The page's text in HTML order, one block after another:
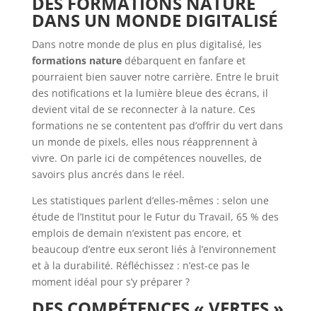
DANS UN MONDE DIGITALISÉ
Dans notre monde de plus en plus digitalisé, les
formations naturedébarquent en fanfare et
pourraient bien sauver notre carrière. Entre le bruit
des notifications et la lumière bleue des écrans, il
devient vital de se reconnecter à la nature. Ces
formations ne se contentent pas d’offrir du vert dans
un monde de pixels, elles nous réapprennent à
vivre. On parle ici de compétences nouvelles, de
savoirs plus ancrés dans le réel.
Les statistiques parlent d’elles-mêmes : selon une
étude de l’Institut pour le Futur du Travail, 65 % des
emplois de demain n’existent pas encore, et
beaucoup d’entre eux seront liés à l’environnement
et à la durabilité. Réfléchissez : n’est-ce pas le
moment idéal pour s’y préparer ?